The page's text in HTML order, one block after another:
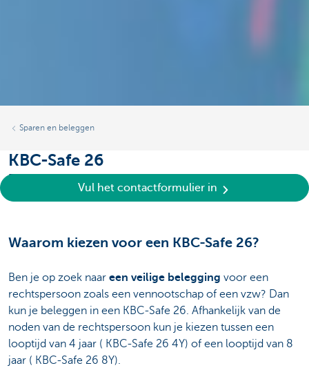
Sparen en beleggen
KBC-Safe 26
Een kapitalisatiecontract voor rechtspersonen
Vul het contactformulier in
Waarom kiezen voor een KBC-Safe 26?
Ben je op zoek naar een veilige belegging voor een
rechtspersoon zoals een vennootschap of een vzw? Dan
kun je beleggen in een KBC-Safe 26. Afhankelijk van de
noden van de rechtspersoon kun je kiezen tussen een
looptijd van 4 jaar ( KBC-Safe 26 4Y) of een looptijd van 8
jaar ( KBC-Safe 26 8Y).